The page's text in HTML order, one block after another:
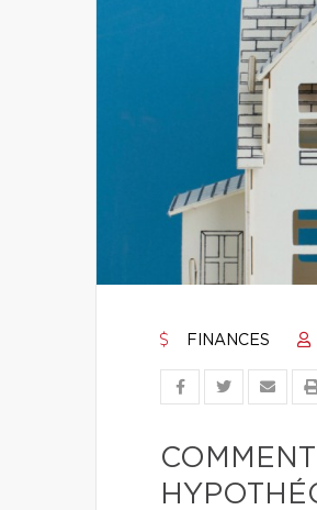
FINANCES